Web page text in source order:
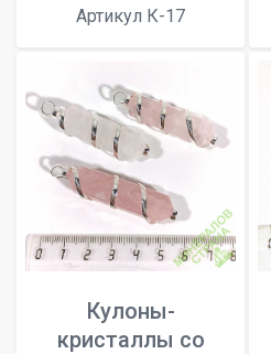
Артикул К-17
Кулоны-
кристаллы со